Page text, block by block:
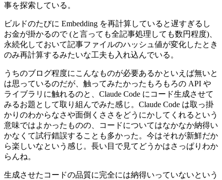
事を探索している。
ビルドのたびに Embedding を再計算していると遅すぎるし
お金が掛かるので (と言っても全記事処理しても数円程度)、
永続化しておいて記事ファイルのハッシュ値が変化したとき
のみ再計算するみたいな工夫も入れ込んでいる。
うちのブログ程度にこんなものが必要あるかといえば無いと
は思っているのだが、触ってみたかったもろもろの API や
ライブラリに触れるのと、Claude Code にコード生成させて
みるお題として取り組んでみた感じ。Claude Code は取っ掛
かりのわからなさや面倒くささをどうにかしてくれるという
意味ではよかったものの、コードについてはなかなか納得い
かなくて試行錯誤することも多かった。今はそれが新鮮だか
ら楽しいなという感じ。長い目で見てどうかはさっぱりわか
らんね。
生成させたコードの品質に完全には納得いっていないという